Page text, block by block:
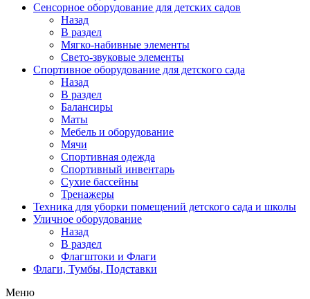
Сенсорное оборудование для детских садов
Назад
В раздел
Мягко-набивные элементы
Свето-звуковые элементы
Спортивное оборудование для детского сада
Назад
В раздел
Балансиры
Маты
Мебель и оборудование
Мячи
Спортивная одежда
Спортивный инвентарь
Сухие бассейны
Тренажеры
Техника для уборки помещений детского сада и школы
Уличное оборудование
Назад
В раздел
Флагштоки и Флаги
Флаги, Тумбы, Подставки
Меню